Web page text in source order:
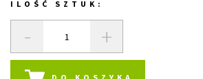
ILOŚĆ SZTUK:
- +